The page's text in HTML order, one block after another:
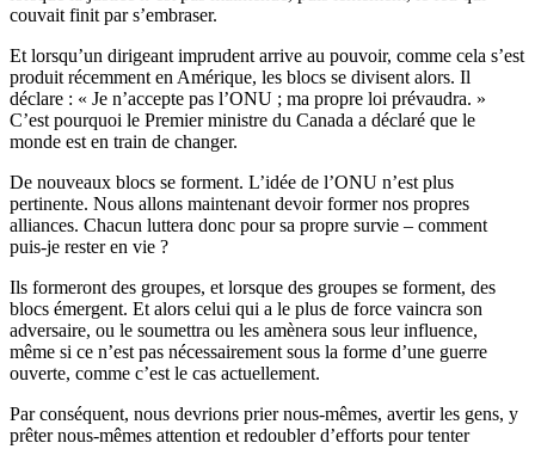
couvait finit par s’embraser.
Et lorsqu’un dirigeant imprudent arrive au pouvoir, comme cela s’est
produit récemment en Amérique, les blocs se divisent alors. Il
déclare : « Je n’accepte pas l’ONU ; ma propre loi prévaudra. »
C’est pourquoi le Premier ministre du Canada a déclaré que le
monde est en train de changer.
De nouveaux blocs se forment. L’idée de l’ONU n’est plus
pertinente. Nous allons maintenant devoir former nos propres
alliances. Chacun luttera donc pour sa propre survie – comment
puis-je rester en vie ?
Ils formeront des groupes, et lorsque des groupes se forment, des
blocs émergent. Et alors celui qui a le plus de force vaincra son
adversaire, ou le soumettra ou les amènera sous leur influence,
même si ce n’est pas nécessairement sous la forme d’une guerre
ouverte, comme c’est le cas actuellement.
Par conséquent, nous devrions prier nous-mêmes, avertir les gens, y
prêter nous-mêmes attention et redoubler d’efforts pour tenter